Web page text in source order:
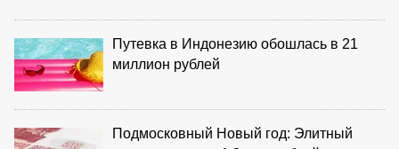
Путевка в Индонезию обошлась в 21
миллион рублей
Подмосковный Новый год: Элитный